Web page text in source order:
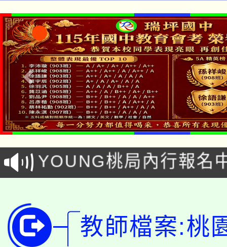
「本色祭」8/29、30在
場熱烈登場!
8/21下午1時於龍潭區
徵才活動。
YOUNG桃局內行報名
局官網。
8月14至27日，桃園電
開!
115年桃園市運動會8/
田徑場及游泳池舉行。
桃園市低收入戶享有免
教師檔案:桃